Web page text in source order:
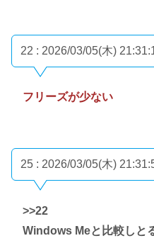
22 : 2026/03/05(木)
フリーズが少ない
25 : 2026/03/05(木)
>>22
Windows Meと比較しと